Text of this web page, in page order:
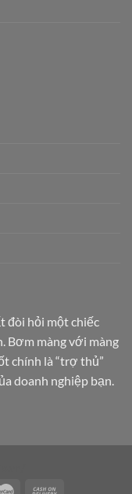
đòi hỏi một chiếc
Bơm màng với màng
chính là “trợ thủ”
doanh nghiệp bạn.